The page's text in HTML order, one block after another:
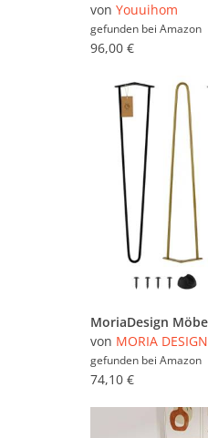
von Youuihom
gefunden bei Amazon
96,00 €
von MORIA DESIGN
gefunden bei Amazon
74,10 €